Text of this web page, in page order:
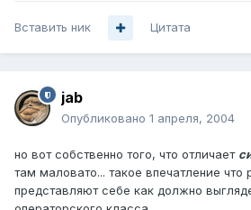
Вставить ник Цитата
jab
Опубликовано 1 апреля, 2004
но вот собственно того, что отличает
там маловато... такое впечатление что
представляют себе как должно